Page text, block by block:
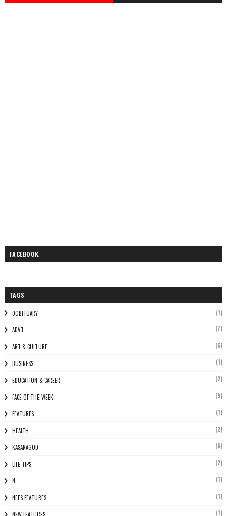
FACEBOOK
TAGS
0OBITUARY (1)
ADVT (7)
ART & CULTURE (6)
BUSINESS (1)
EDUCATION & CAREER (2)
FACE OF THE WEEK (5)
FEATURES (1)
HEALTH (2)
KASARAGOD (6)
LIFE TIPS (2)
N (1)
NEES FEATURES (1)
(1)